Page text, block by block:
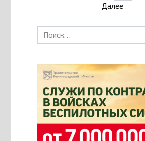
Далее
Search
for: